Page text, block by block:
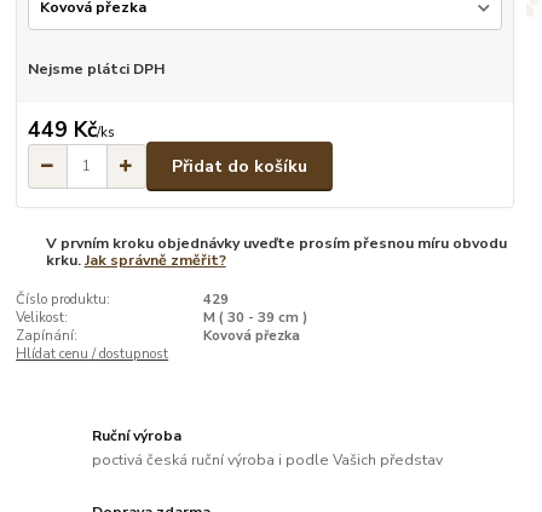
Nejsme plátci DPH
449 Kč/ks
Přidat do košíku
V prvním kroku objednávky uveďte prosím přesnou míru obvodu
krku.Jak správně změřit?
Číslo produktu:
429
Velikost:
M ( 30 - 39 cm )
Zapínání:
Kovová přezka
Hlídat cenu / dostupnost
Ruční výroba
poctivá česká ruční výroba i podle Vašich představ